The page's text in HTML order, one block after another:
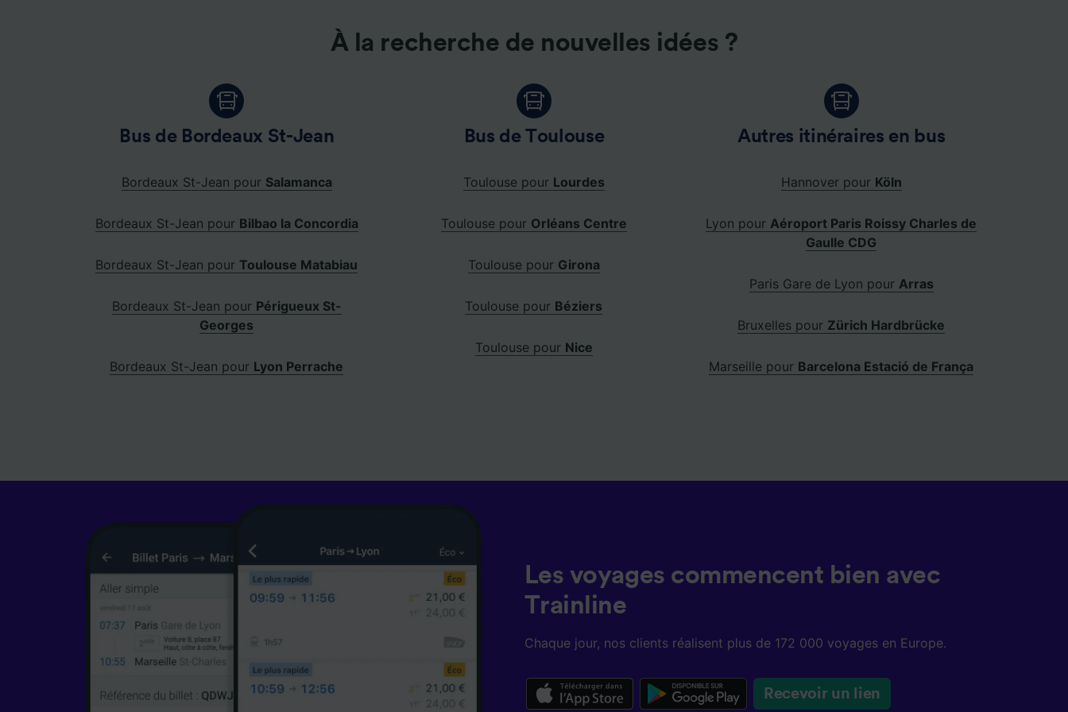
À la recherche de nouvelles idées ?
Bus de Bordeaux St-Jean
Bordeaux St-Jean pour Salamanca
Bordeaux St-Jean pour Bilbao la Concordia
Bordeaux St-Jean pour Toulouse Matabiau
Bordeaux St-Jean pour Périgueux St-
Georges
Bordeaux St-Jean pour Lyon Perrache
Bus de Toulouse
Toulouse pour Lourdes
Toulouse pour Orléans Centre
Toulouse pour Girona
Toulouse pour Béziers
Toulouse pour Nice
Autres itinéraires en bus
Hannover pour Köln
Lyon pourAéroport Paris Roissy Charles de
Gaulle CDG
Paris Gare de Lyon pour Arras
Bruxelles pour Zürich Hardbrücke
Marseille pour Barcelona Estació de França
Les voyages commencent bien avec
Trainline
Chaque jour, nos clients réalisent plus de 172 000 voyages en Europe.
Recevoir un lien